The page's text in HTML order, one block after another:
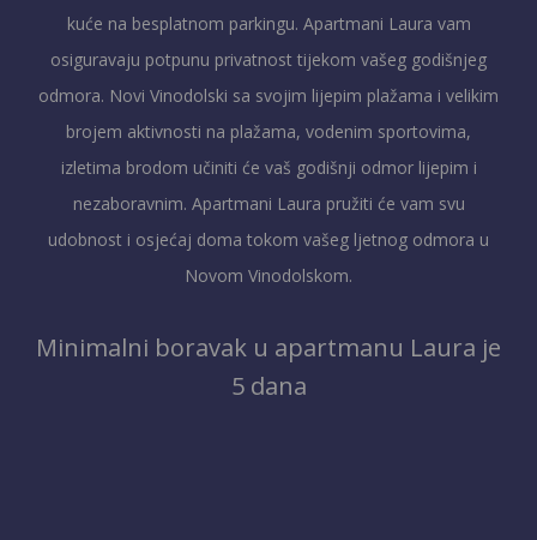
kuće na besplatnom parkingu. Apartmani Laura vam
osiguravaju potpunu privatnost tijekom vašeg godišnjeg
odmora. Novi Vinodolski sa svojim lijepim plažama i velikim
brojem aktivnosti na plažama, vodenim sportovima,
izletima brodom učiniti će vaš godišnji odmor lijepim i
nezaboravnim. Apartmani Laura pružiti će vam svu
udobnost i osjećaj doma tokom vašeg ljetnog odmora u
Novom Vinodolskom.
Minimalni boravak u apartmanu Laura je
5 dana